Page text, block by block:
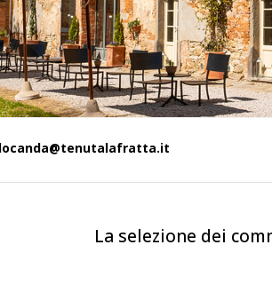
locanda@tenutalafratta.it
La selezione dei